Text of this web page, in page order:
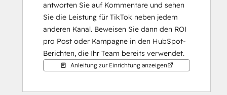
antworten Sie auf Kommentare und sehen
Sie die Leistung für TikTok neben jedem
anderen Kanal. Beweisen Sie dann den ROI
pro Post oder Kampagne in den HubSpot-
Berichten, die Ihr Team bereits verwendet.
Anleitung zur Einrichtung anzeigen